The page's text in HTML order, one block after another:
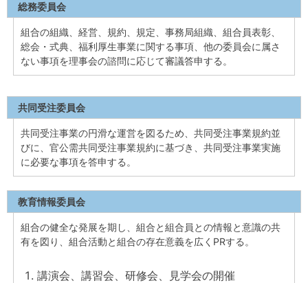
総務委員会
組合の組織、経営、規約、規定、事務局組織、組合員表彰、
総会・式典、福利厚生事業に関する事項、他の委員会に属さ
ない事項を理事会の諮問に応じて審議答申する。
共同受注委員会
共同受注事業の円滑な運営を図るため、共同受注事業規約並
びに、官公需共同受注事業規約に基づき、共同受注事業実施
に必要な事項を答申する。
教育情報委員会
組合の健全な発展を期し、組合と組合員との情報と意識の共
有を図り、組合活動と組合の存在意義を広くPRする。
講演会、講習会、研修会、見学会の開催